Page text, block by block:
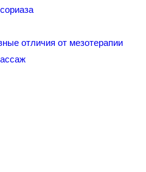
отличия от мезотерапии